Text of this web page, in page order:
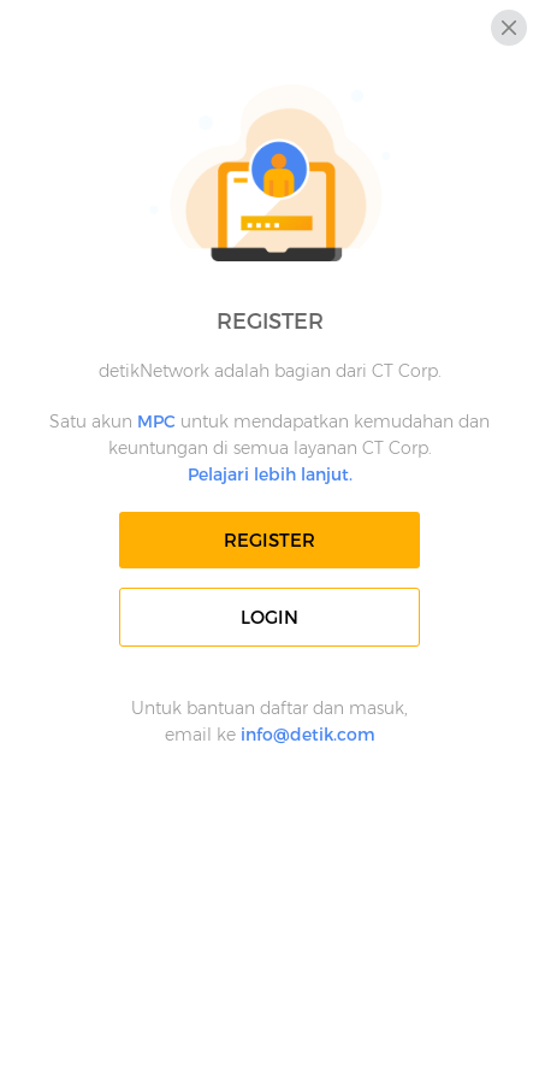
REGISTER
detikNetwork adalah bagian dari CT Corp.
Satu akun MPC untuk mendapatkan kemudahan dan
keuntungan di semua layanan CT Corp.
Pelajari lebih lanjut.
REGISTER
LOGIN
Untuk bantuan daftar dan masuk,
email ke info@detik.com